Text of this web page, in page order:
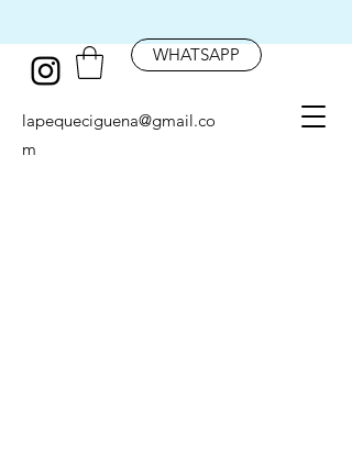
WHATSAPP
lapequeciguena@gmail.co
m